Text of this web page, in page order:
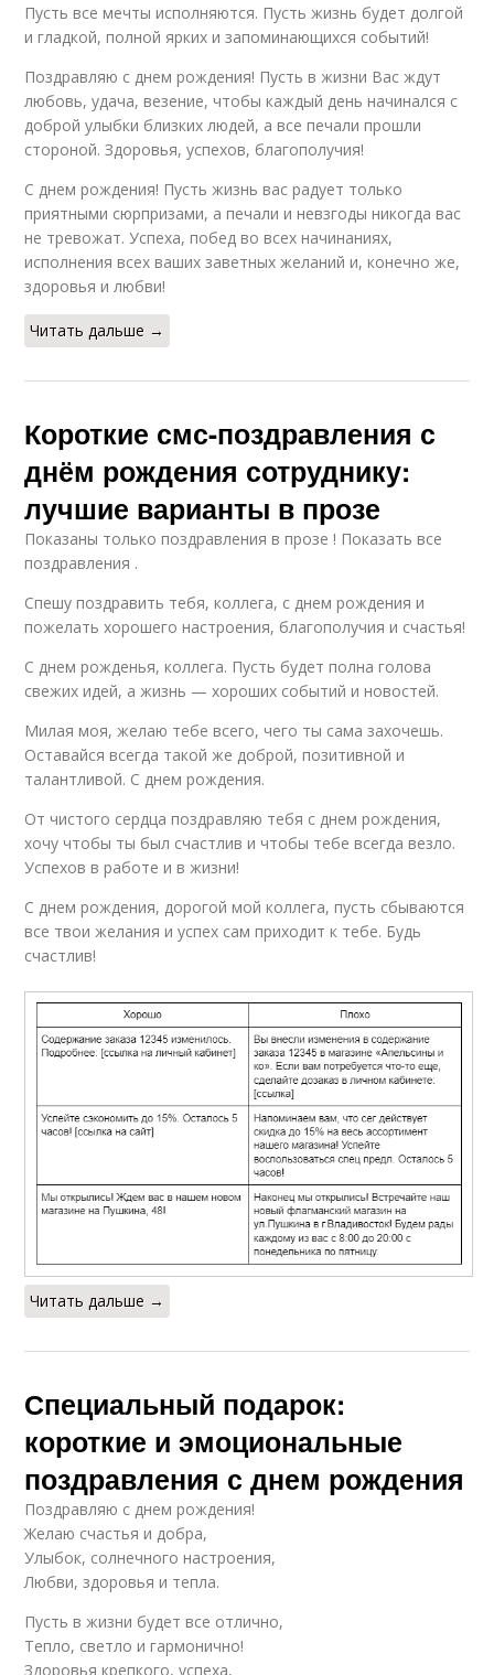
Пусть все мечты исполняются. Пусть жизнь будет долгой
и гладкой, полной ярких и запоминающихся событий!
Поздравляю с днем рождения! Пусть в жизни Вас ждут
любовь, удача, везение, чтобы каждый день начинался с
доброй улыбки близких людей, а все печали прошли
стороной. Здоровья, успехов, благополучия!
С днем рождения! Пусть жизнь вас радует только
приятными сюрпризами, а печали и невзгоды никогда вас
не тревожат. Успеха, побед во всех начинаниях,
исполнения всех ваших заветных желаний и, конечно же,
здоровья и любви!
Читать дальше →
Короткие смс-поздравления с
днём рождения сотруднику:
лучшие варианты в прозе
Показаны только поздравления в прозе ! Показать все
поздравления .
Спешу поздравить тебя, коллега, с днем рождения и
пожелать хорошего настроения, благополучия и счастья!
С днем рожденья, коллега. Пусть будет полна голова
свежих идей, а жизнь — хороших событий и новостей.
Милая моя, желаю тебе всего, чего ты сама захочешь.
Оставайся всегда такой же доброй, позитивной и
талантливой. С днем рождения.
От чистого сердца поздравляю тебя с днем рождения,
хочу чтобы ты был счастлив и чтобы тебе всегда везло.
Успехов в работе и в жизни!
С днем рождения, дорогой мой коллега, пусть сбываются
все твои желания и успех сам приходит к тебе. Будь
счастлив!
Читать дальше →
Специальный подарок:
короткие и эмоциональные
поздравления с днем рождения
Поздравляю с днем рождения!
Желаю счастья и добра,
Улыбок, солнечного настроения,
Любви, здоровья и тепла.
Пусть в жизни будет все отлично,
Тепло, светло и гармонично!
Здоровья крепкого, успеха,